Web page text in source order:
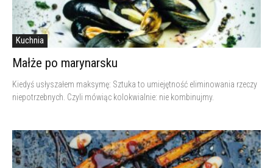
Kuchnia
Małże po marynarsku
Kiedyś usłyszałem maksymę: Sztuka to umiejętność eliminowania rzeczy
niepotrzebnych. Czyli mówiąc kolokwialnie: nie kombinujmy.